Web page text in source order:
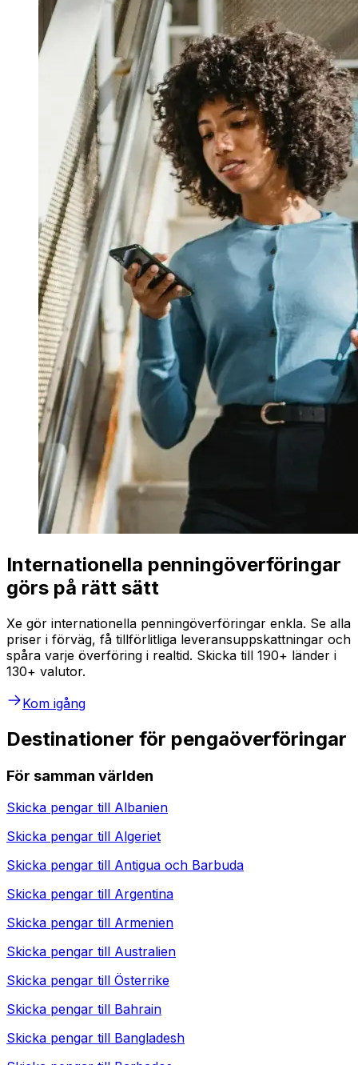
Internationella penningöverföringar
görs på rätt sätt
Xe gör internationella penningöverföringar enkla. Se alla
priser i förväg, få tillförlitliga leveransuppskattningar och
spåra varje överföring i realtid. Skicka till 190+ länder i
130+ valutor.
Kom igång
Destinationer för pengaöverföringar
För samman världen
Skicka pengar till Albanien
Skicka pengar till Algeriet
Skicka pengar till Antigua och Barbuda
Skicka pengar till Argentina
Skicka pengar till Armenien
Skicka pengar till Australien
Skicka pengar till Österrike
Skicka pengar till Bahrain
Skicka pengar till Bangladesh